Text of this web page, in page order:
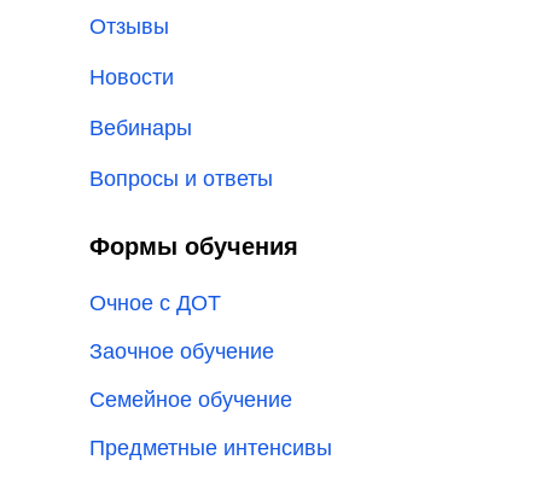
Отзывы
Новости
Вебинары
Вопросы и ответы
Формы обучения
Заочное обучение
Очное с ДОТ
Семейное обучение
Предметные интенсивы